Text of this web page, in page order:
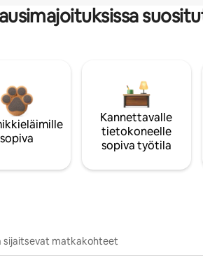
sopiva
Kannettavalle
tietokoneelle
sopiva työtila
sijaitsevat matkakohteet